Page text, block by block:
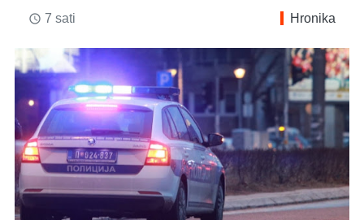
access_time 7 sati Hronika